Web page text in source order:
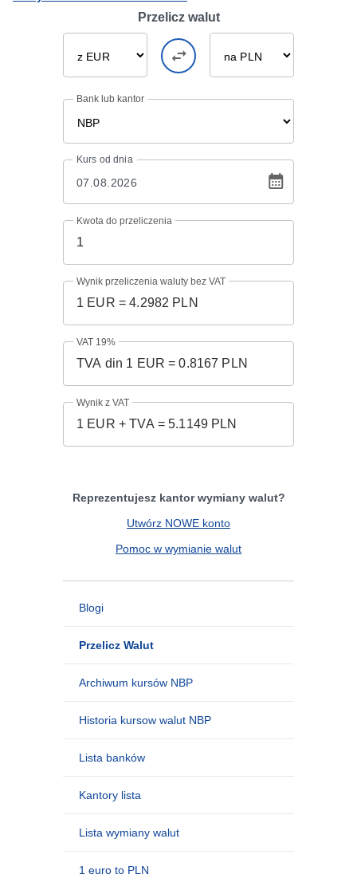
Przelicz walut
Bank lub kantor
Kurs od dnia
Kwota do przeliczenia
Wynik przeliczenia waluty bez VAT
VAT 19%
Wynik z VAT
Reprezentujesz kantor wymiany walut?
Utwórz NOWE konto
Pomoc w wymianie walut
Blogi
Przelicz Walut
Archiwum kursów NBP
Historia kursow walut NBP
Lista banków
Kantory lista
Lista wymiany walut
1 euro to PLN